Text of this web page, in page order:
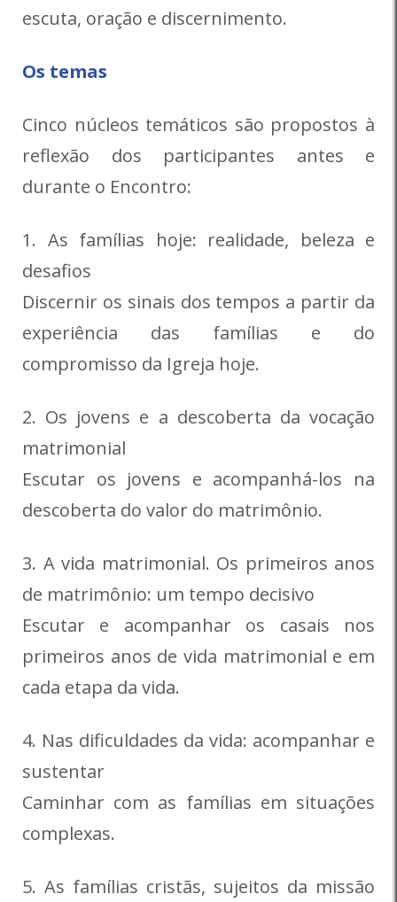
escuta, oração e discernimento.
Os temas
Cinco núcleos temáticos são propostos à
reflexão dos participantes antes e
durante o Encontro:
1. As famílias hoje: realidade, beleza e
desafios
Discernir os sinais dos tempos a partir da
experiência das famílias e do
compromisso da Igreja hoje.
2. Os jovens e a descoberta da vocação
matrimonial
Escutar os jovens e acompanhá-los na
descoberta do valor do matrimônio.
3. A vida matrimonial. Os primeiros anos
de matrimônio: um tempo decisivo
Escutar e acompanhar os casais nos
primeiros anos de vida matrimonial e em
cada etapa da vida.
4. Nas dificuldades da vida: acompanhar e
sustentar
Caminhar com as famílias em situações
complexas.
5. As famílias cristãs, sujeitos da missão